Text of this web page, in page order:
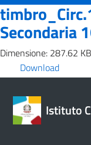
Secondaria
Dimensione: 287.62 KB
Download
Istituto